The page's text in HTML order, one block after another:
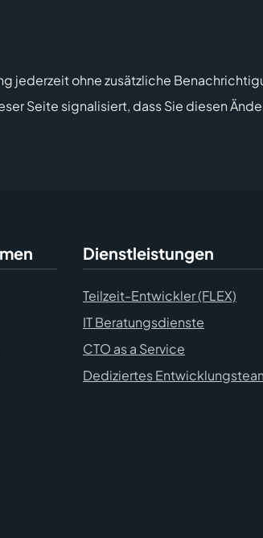
jederzeit ohne zusätzliche
Seite signalisiert, dass Sie diesen
Dienstleistungen
Teilzeit-Entwickler (FLEX)
IT Beratungsdienste
CTO as a Service
Dediziertes